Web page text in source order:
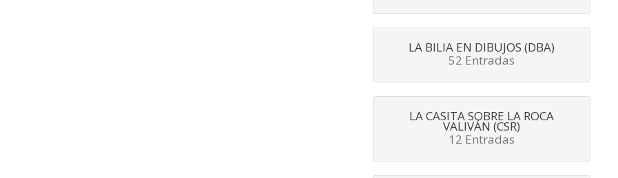
LA BILIA EN DIBUJOS (DBA)
52 Entradas
LA CASITA SOBRE LA ROCA
VALIVÁN (CSR)
12 Entradas